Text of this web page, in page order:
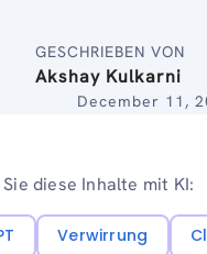
GESCHRIEBEN VON
Akshay Kulkarni
December 11,
diese Inhalte mit KI:
Verwirrung